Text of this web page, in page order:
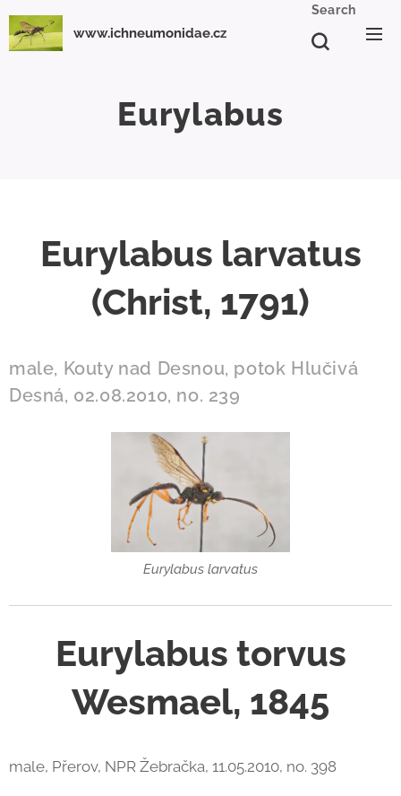
www.ichneumonidae.cz
Search
Eurylabus
Eurylabus larvatus
(Christ, 1791)
male, Kouty nad Desnou, potok Hlučivá
Desná, 02.08.2010, no. 239
Eurylabus larvatus
Eurylabus torvus
Wesmael, 1845
male, Přerov, NPR Žebračka, 11.05.2010, no. 398